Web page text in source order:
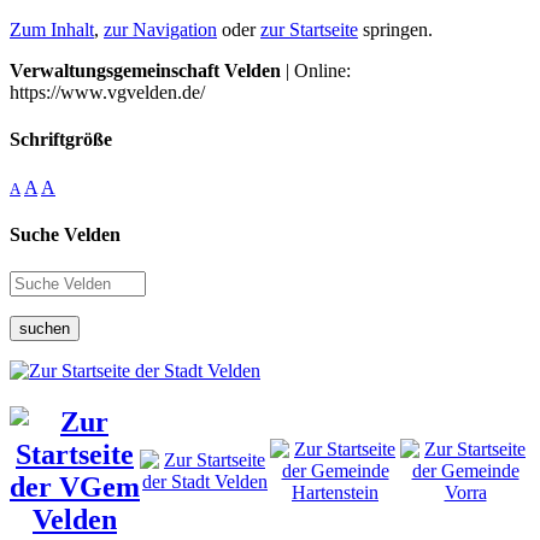
Zum Inhalt, zur Navigation oderzur Startseite springen.
Verwaltungsgemeinschaft Velden | Online:
https://www.vgvelden.de/
Schriftgröße
A A A
Suche Velden
suchen